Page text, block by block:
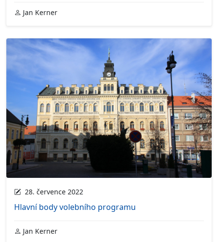
Jan Kerner
28. července 2022
Hlavní body volebního programu
Jan Kerner